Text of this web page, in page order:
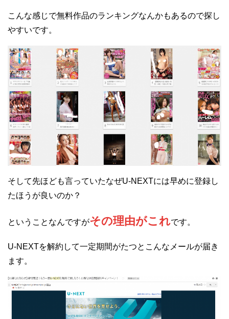
こんな感じで無料作品のランキングなんかもあるので探し
やすいです。
そして先ほども言っていたなぜU-NEXTには早めに登録し
たほうが良いのか？
ということなんですがその理由がこれです。
U-NEXTを解約して一定期間がたつとこんなメールが届き
ます。